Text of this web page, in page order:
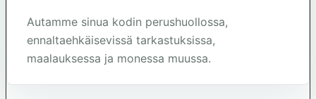
Autamme sinua kodin perushuollossa,
ennaltaehkäisevissä tarkastuksissa,
maalauksessa ja monessa muussa.